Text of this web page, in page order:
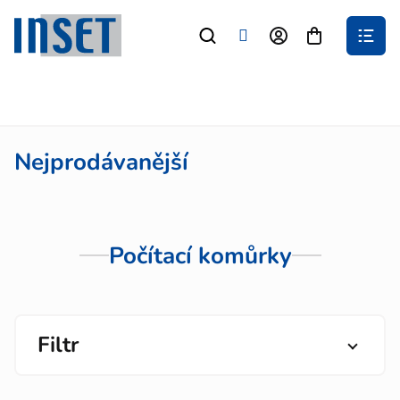
obsah
Nákupní
Počítací komůrky
Filtr
Nejprodávanější